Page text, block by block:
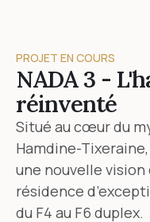
PROJET EN COURS
NADA 3 -
réinventé
Situé au cœur du
Hamdine-
une nouvelle
résidence
du F4 au F6 duplex.